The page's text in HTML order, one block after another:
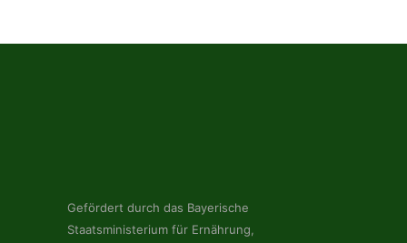
Gefördert durch das Bayerische
Staatsministerium für Ernährung,